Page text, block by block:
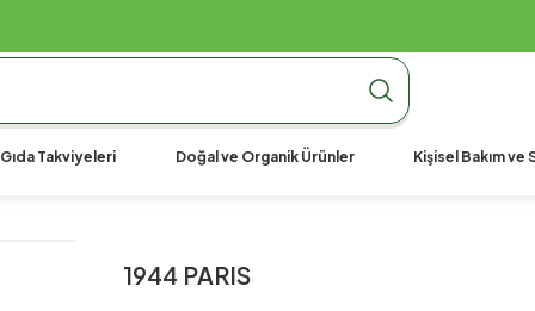
990 TL Üzeri Ücretsiz Kargo990 TL Üzeri Ücretsiz Kargo
Gıda Takviyeleri Doğal ve Organik Ürünler Kişisel Bakım ve
1944 PARIS